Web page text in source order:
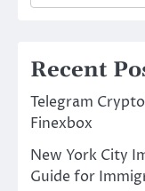
Recent
Telegram
Finexbox
New York City
Guide for